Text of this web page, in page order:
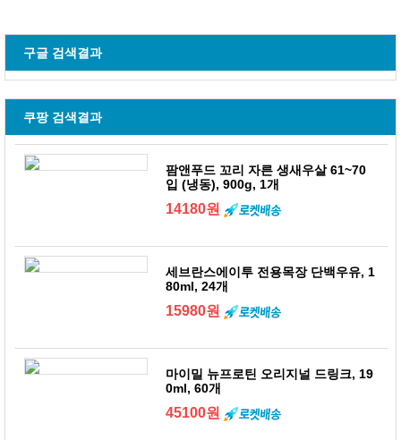
구글 검색결과
쿠팡 검색결과
팜앤푸드 꼬리 자른 생새우살 61~70
입 (냉동), 900g, 1개
14180원
세브란스에이투 전용목장 단백우유, 1
80ml, 24개
15980원
마이밀 뉴프로틴 오리지널 드링크, 19
0ml, 60개
45100원